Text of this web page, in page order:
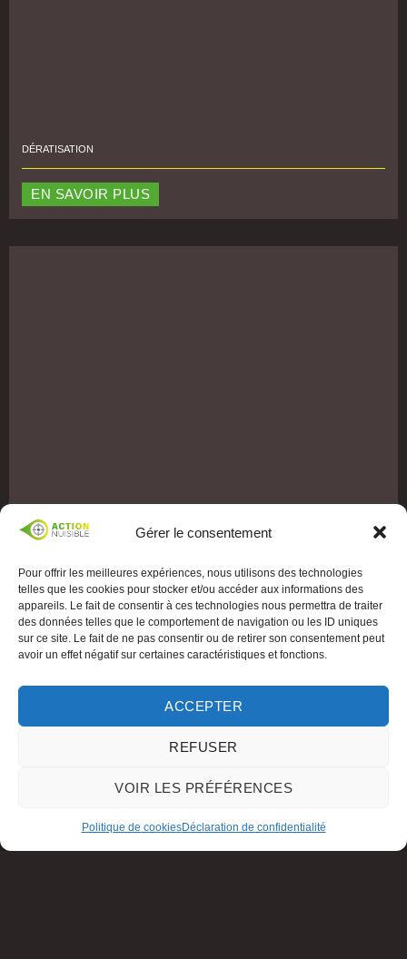
Gérer le consentement
Pour offrir les meilleures expériences, nous utilisons des technologies
telles que les cookies pour stocker et/ou accéder aux informations des
appareils. Le fait de consentir à ces technologies nous permettra de traiter
des données telles que le comportement de navigation ou les ID uniques
sur ce site. Le fait de ne pas consentir ou de retirer son consentement peut
avoir un effet négatif sur certaines caractéristiques et fonctions.
ACCEPTER
REFUSER
VOIR LES PRÉFÉRENCES
Politique de cookiesDéclaration de confidentialité
DÉRATISATION
EN SAVOIR PLUS